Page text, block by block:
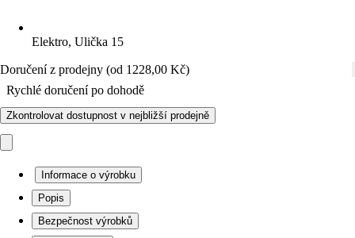
Elektro, Ulička 15
Doručení z prodejny (od 1228,00 Kč)
Rychlé doručení po dohodě
Zkontrolovat dostupnost v nejbližší prodejně
Informace o výrobku
Popis
Bezpečnost výrobků